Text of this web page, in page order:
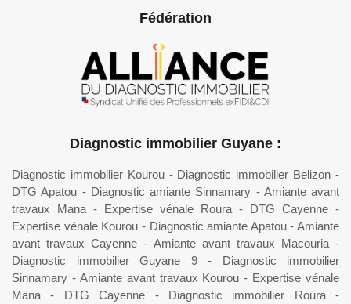
Fédération
Diagnostic immobilier Guyane :
Diagnostic immobilier Kourou- Diagnostic immobilier Belizon -
DTG Apatou - Diagnostic amiante Sinnamary - Amiante avant
travaux Mana - Expertise vénale Roura - DTG Cayenne -
Expertise vénale Kourou - Diagnostic amiante Apatou- Amiante
avant travaux Cayenne - Amiante avant travaux Macouria-
Diagnostic immobilier Guyane 9- Diagnostic immobilier
Sinnamary - Amiante avant travaux Kourou - Expertise vénale
Mana - DTG Cayenne - Diagnostic immobilier Roura-